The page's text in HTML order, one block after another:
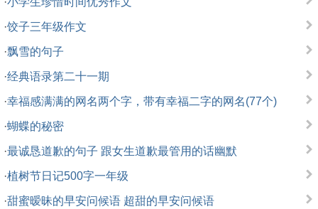
·饺子三年级作文
·飘雪的句子
·经典语录第二十一期
·幸福感满满的网名两个字，带有幸福二字的网名(77个)
·蝴蝶的秘密
·最诚恳道歉的句子 跟女生道歉最管用的话幽默
·植树节日记500字一年级
·甜蜜暧昧的早安问候语 超甜的早安问候语